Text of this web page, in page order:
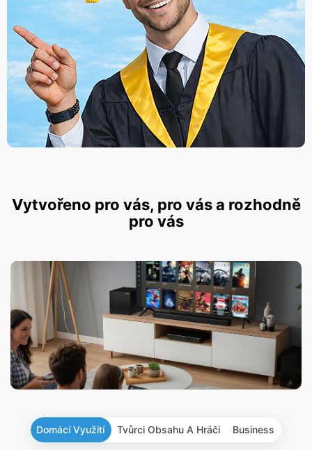
Vytvořeno pro vás, pro vás a rozhodně
pro vás
Domácí Využití Tvůrci Obsahu A Hráči Business